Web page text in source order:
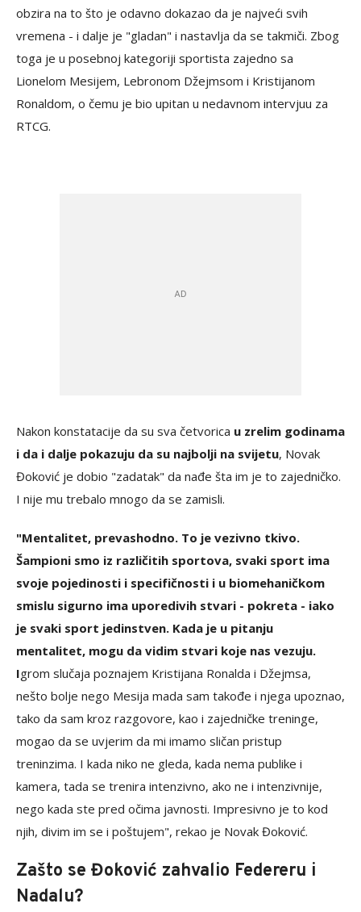
obzira na to što je odavno dokazao da je najveći svih
vremena - i dalje je "gladan" i nastavlja da se takmiči. Zbog
toga je u posebnoj kategoriji sportista zajedno sa
Lionelom Mesijem, Lebronom Džejmsom i Kristijanom
Ronaldom, o čemu je bio upitan u nedavnom intervjuu za
RTCG.
Nakon konstatacije da su sva četvorica u zrelim godinama
i da i dalje pokazuju da su najbolji na svijetu, Novak
Đoković je dobio "zadatak" da nađe šta im je to zajedničko.
I nije mu trebalo mnogo da se zamisli.
"Mentalitet, prevashodno. To je vezivno tkivo.
Šampioni smo iz različitih sportova, svaki sport ima
svoje pojedinosti i specifičnosti i u biomehaničkom
smislu sigurno ima uporedivih stvari - pokreta - iako
je svaki sport jedinstven. Kada je u pitanju
mentalitet, mogu da vidim stvari koje nas vezuju.
Igrom slučaja poznajem Kristijana Ronalda i Džejmsa,
nešto bolje nego Mesija mada sam takođe i njega upoznao,
tako da sam kroz razgovore, kao i zajedničke treninge,
mogao da se uvjerim da mi imamo sličan pristup
treninzima. I kada niko ne gleda, kada nema publike i
kamera, tada se trenira intenzivno, ako ne i intenzivnije,
nego kada ste pred očima javnosti. Impresivno je to kod
njih, divim im se i poštujem", rekao je Novak Đoković.
Zašto se Đoković zahvalio Federeru i
Nadalu?